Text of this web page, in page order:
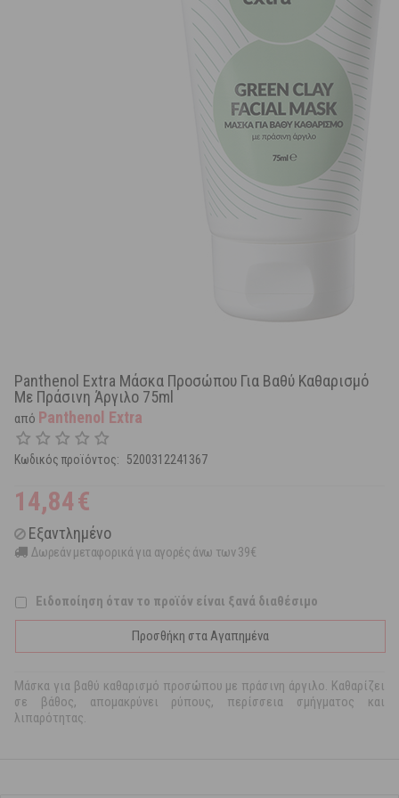
Panthenol Extra Μάσκα Προσώπου Για Βαθύ Καθαρισμό
Με Πράσινη Άργιλο 75ml
από Panthenol Extra
Κωδικός προϊόντος: 5200312241367
14,84€
Εξαντλημένο
Δωρεάν μεταφορικά για αγορές άνω των 39€
Ειδοποίηση όταν το προϊόν είναι ξανά διαθέσιμο
Προσθήκη στα Αγαπημένα
Μάσκα για βαθύ καθαρισμό προσώπου με πράσινη άργιλο. Καθαρίζει
σε βάθος, απομακρύνει ρύπους, περίσσεια σμήγματος και
λιπαρότητας.